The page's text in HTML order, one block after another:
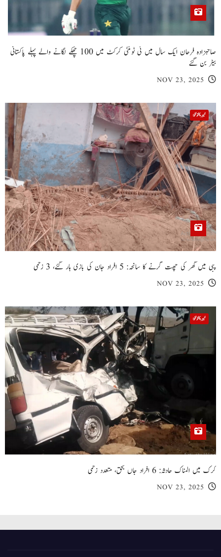
صاحبزادہ فرحان ایک سال میں ٹی ٹوئنٹی کرکٹ میں 100 چھکے لگانے والے پہلے پاکستانی
بیٹر بن گئے
NOV 23, 2025
خیبر پختونخوا
پبی میں گھر کی چھت گرنے کا سانحہ: 5 افراد جان کی بازی ہار گئے، 3 زخمی
NOV 23, 2025
خیبر پختونخوا
کرک میں المناک حادثہ: 6 افراد جاں بحق، متعدد زخمی
NOV 23, 2025